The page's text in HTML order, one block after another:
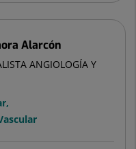
Alarcón
ANGIOLOGÍA Y
,